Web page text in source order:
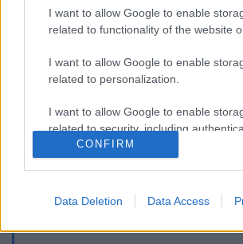
I want to allow Google to enable
related to functionality of the website
I want to allow Google to enable
related to personalization.
I want to allow Google to enable
related to security, including
functionality and fraud prevention, and
user protection.
CONFIRM
Data Deletion Data Access
Διαβάστε ακόμη
Kadebostany στο
πίστευα ότι το να είσαι
αδυναμία, τώρα το βλέπω
«Χωρίς σκηνές και
θερμοκρασίες»: Σε
χιλιάδες μετανάστες στη
δικηγόρος του 55χρονου